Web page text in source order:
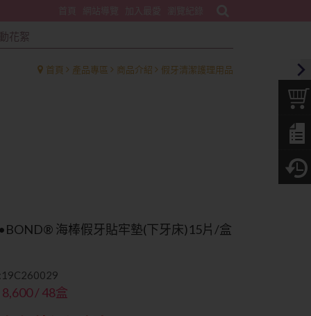
花絮
首頁 產品專區 商品介紹 假牙清潔護理用品
海棒假牙貼牢墊(下牙床)15片/盒
8,600 / 48盒